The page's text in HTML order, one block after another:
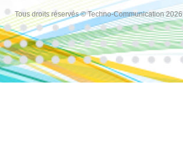
Tous droits réservés © Techno-Communication 2026